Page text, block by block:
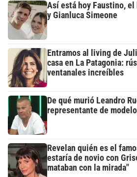
Así está hoy Faustino, el
y Gianluca Simeone
Entramos al living de
casa en La Patagonia:
ventanales increíbles
De qué murió Leandro
representante de
Revelan quién es el
estaría de novio con
mataban con la mirada"